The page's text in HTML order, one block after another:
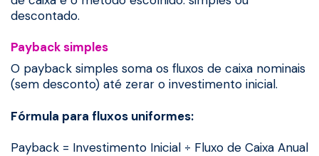
descontado.
Payback simples
O payback simples soma os fluxos de caixa nominais
(sem desconto) até zerar o investimento inicial.
Fórmula para fluxos uniformes:
Payback = Investimento Inicial ÷ Fluxo de Caixa Anual